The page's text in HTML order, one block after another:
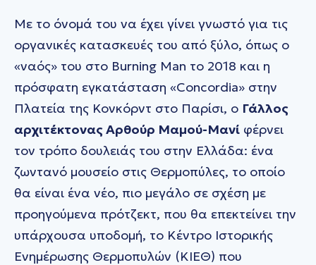
Με το όνομά του να έχει γίνει γνωστό για τις
οργανικές κατασκευές του από ξύλο, όπως ο
«ναός» του στο Burning Man το 2018 και η
πρόσφατη εγκατάσταση «Concordia» στην
Πλατεία της Κονκόρντ στο Παρίσι, ο Γάλλος
αρχιτέκτονας Αρθούρ Μαμού-Μανί φέρνει
τον τρόπο δουλειάς του στην Ελλάδα: ένα
ζωντανό μουσείο στις Θερμοπύλες, το οποίο
θα είναι ένα νέο, πιο μεγάλο σε σχέση με
προηγούμενα πρότζεκτ, που θα επεκτείνει την
υπάρχουσα υποδομή, το Κέντρο Ιστορικής
Ενημέρωσης Θερμοπυλών (ΚΙΕΘ) που